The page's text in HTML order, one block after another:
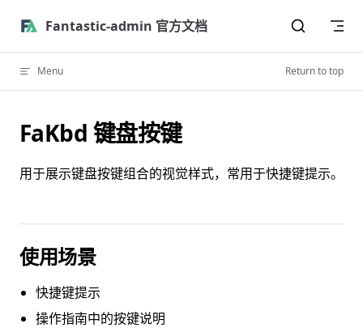
Skip to content
Fantastic-admin 官方文档
Menu Return to top
FaKbd 键盘按键
用于展示键盘按键组合的视觉样式，常用于快捷键提示。
使用场景
快捷键提示
操作指南中的按键说明